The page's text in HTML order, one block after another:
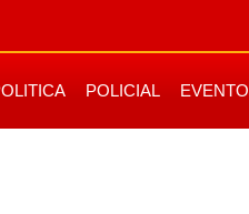
POLICIAL